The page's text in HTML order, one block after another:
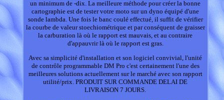
un minimum de -dix. La meilleure méthode pour créer la bonne
cartographie est de tester votre moto sur un dyno équipé d'une
sonde lambda. Une fois le banc coulé effectué, il suffit de vérifier
la courbe de valeur stoechiométrique et par conséquent de graisser
la carburation là où le rapport est mauvais, et au contraire
d'appauvrir là où le rapport est gras.
Avec sa simplicité d'installation et son logiciel convivial, l'unité
de contrôle programmable DM Pro c'est certainement l'une des
meilleures solutions actuellement sur le marché avec son rapport
utilité/prix. PRODUIT SUR COMMANDE DELAI DE
LIVRAISON 7 JOURS.